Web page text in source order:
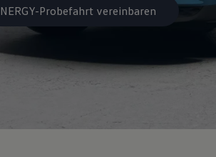
Probefahrt vereinbaren